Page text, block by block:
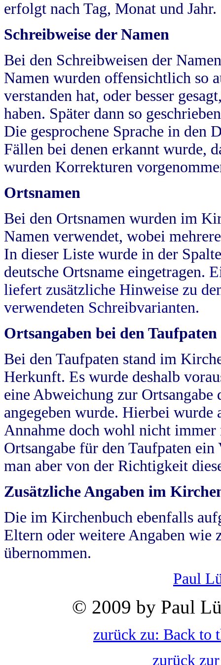
erfolgt nach Tag, Monat und Jahr.
Schreibweise der Namen
Bei den Schreibweisen der
Namen wurden offensichtlich so
verstanden hat, oder besser
haben. Später dann so
Die gesprochene Sprache in
Fällen bei denen erkannt wurde,
wurden Korrekturen
Ortsnamen
Bei den Ortsnamen wurden im
Namen verwendet, wobei
In dieser Liste wurde in der
deutsche Ortsname eingetragen.
liefert zusätzliche Hinweise zu
verwendeten Schreibvarianten.
Ortsangaben bei den Taufpaten
Bei den Taufpaten stand im
Herkunft. Es wurde deshalb
eine Abweichung zur
angegeben wurde. Hierbei wurde
Annahme doch wohl nicht
Ortsangabe für den Taufpaten
man aber von der Richtigkeit
Zusätzliche Angaben im
Die im Kirchenbuch ebenfalls
Eltern oder weitere Angaben wie
übernommen.
Paul
© 2009 by Paul
zurück zu: Back to
zurück